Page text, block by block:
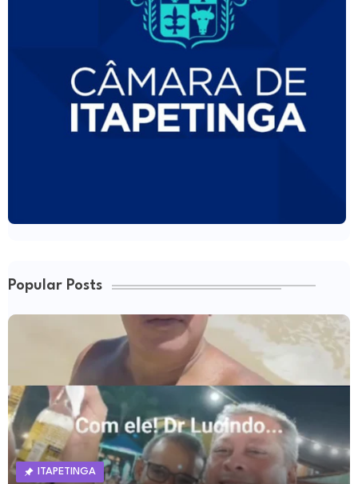
Popular Posts
ITAPETINGA